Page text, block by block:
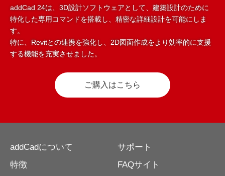
addCad 24は、3D設計ソフトウェアとして、建築設計のために
特化した専用コマンドを搭載し、精密な詳細設計を可能にしま
す。
特に、Revitとの連携を強化し、2D図面作成をより効率的に支援
する機能を充実させました。
ご購入はこちら
addCadについて
特徴
サポート
FAQサイト